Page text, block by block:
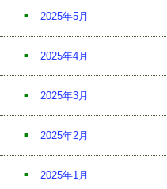
2025年5月
2025年4月
2025年3月
2025年2月
2025年1月